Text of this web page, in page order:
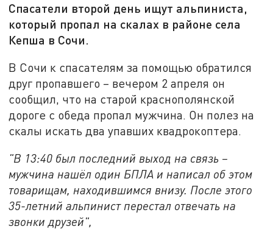
Спасатели второй день ищут альпиниста,
который пропал на скалах в районе села
Кепша в Сочи.
В Сочи к спасателям за помощью обратился
друг пропавшего – вечером 2 апреля он
сообщил, что на старой краснополянской
дороге с обеда пропал мужчина. Он полез на
скалы искать два упавших квадрокоптера.
"В 13:40 был последний выход на связь –
мужчина нашёл один БПЛА и написал об этом
товарищам, находившимся внизу. После этого
35-летний альпинист перестал отвечать на
звонки друзей",